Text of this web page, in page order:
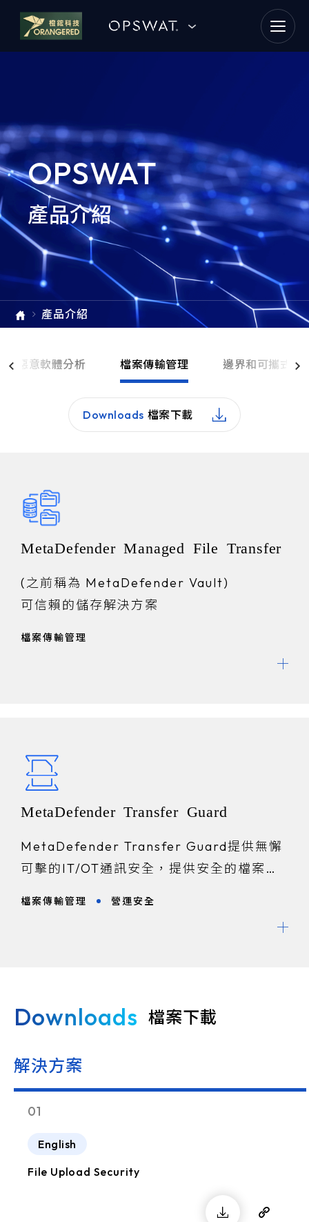
QSAN 廣盛科技
OPSWAT
MENLO SECURITY
SSH Communications
Security
e-SOFT
OPSWAT
產品介紹
產品介紹
惡意軟體分析 檔案傳輸管理 邊界和可攜式多
Downloads 檔案下載
MetaDefender Managed File Transfer
(之前稱為 MetaDefender Vault)
可信賴的儲存解決方案
檔案傳輸管理
MetaDefender Transfer Guard
MetaDefender Transfer Guard提供無懈
可擊的IT/OT通訊安全，提供安全的檔案掃
檔案傳輸管理 營運安全
Downloads 檔案下載
解決方案
01
English
File Upload Security